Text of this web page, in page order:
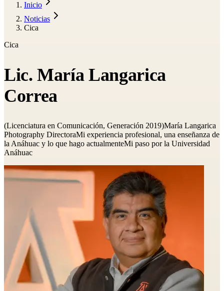
Inicio
Noticias
Cica
Cica
Lic. María Langarica
Correa
(Licenciatura en Comunicación, Generación 2019)María Langarica
Photography DirectoraMi experiencia profesional, una enseñanza de
la Anáhuac y lo que hago actualmenteMi paso por la Universidad
Anáhuac